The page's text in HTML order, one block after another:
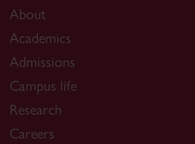
About
Academics
Admissions
Campus life
Research
Careers